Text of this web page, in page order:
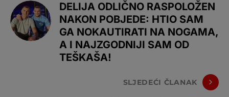
DELIJA ODLIČNO RASPOLOŽEN
NAKON POBJEDE: HTIO SAM
GA NOKAUTIRATI NA NOGAMA,
A I NAJZGODNIJI SAM OD
TEŠKAŠA!
SLJEDEĆI ČLANAK